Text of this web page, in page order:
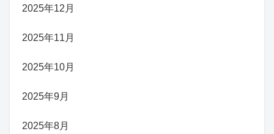
2025年12月
2025年11月
2025年10月
2025年9月
2025年8月